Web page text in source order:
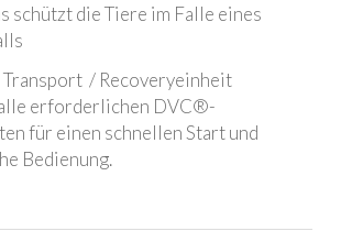
schützt die Tiere im Falle eines
/ Recoveryeinheit
erforderlichen DVC®-
für einen schnellen Start und
Bedienung.